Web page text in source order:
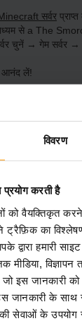
विवरण
करती है
को वैयक्तिकृत
का
द्वारा हमारी
मीडिया,
इस जानकारी को
जानकारी के
सेवाओं के उपयोग
सर्वर
से a The
चुनें → गेम सर्वर
आनंद लें!
OÜ
Tallinn,
10152